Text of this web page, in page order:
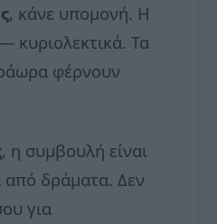
, κάνε υπομονή. Η
κυριολεκτικά. Τα
φέρνουν
, η συμβουλή είναι
από δράματα. Δεν
για